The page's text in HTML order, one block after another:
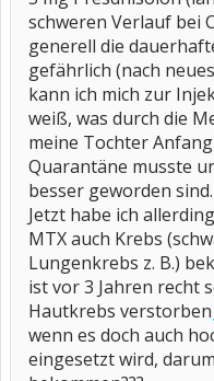
schweren Verlauf bei
generell die
gefährlich (nach
kann ich mich zur
weiß, was durch die
meine Tochter
Quarantäne musste
besser geworden sind.
Jetzt habe ich
MTX auch Krebs
Lungenkrebs z. B.)
ist vor 3 Jahren recht
Hautkrebs verstorben
wenn es doch auch
eingesetzt wird,